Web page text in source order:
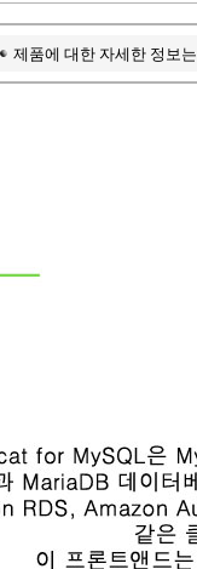
제품에 대한 자세한 정보는